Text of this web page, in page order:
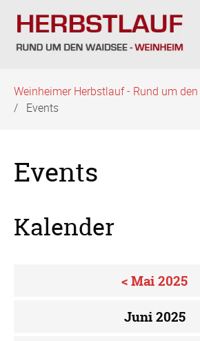
überspringen
Weinheimer Herbstlauf - Rund um
Events
Events
Kalender
< Mai 2025
Juni 2025